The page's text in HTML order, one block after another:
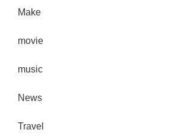
Make
movie
music
News
Travel